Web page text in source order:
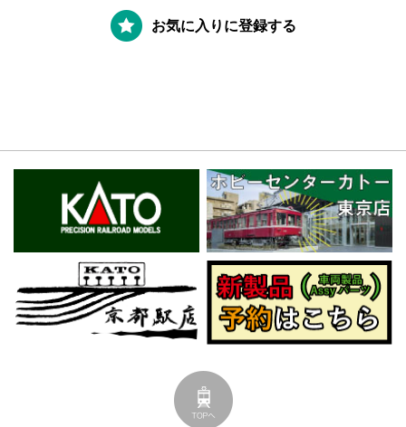
お気に入りに登録する